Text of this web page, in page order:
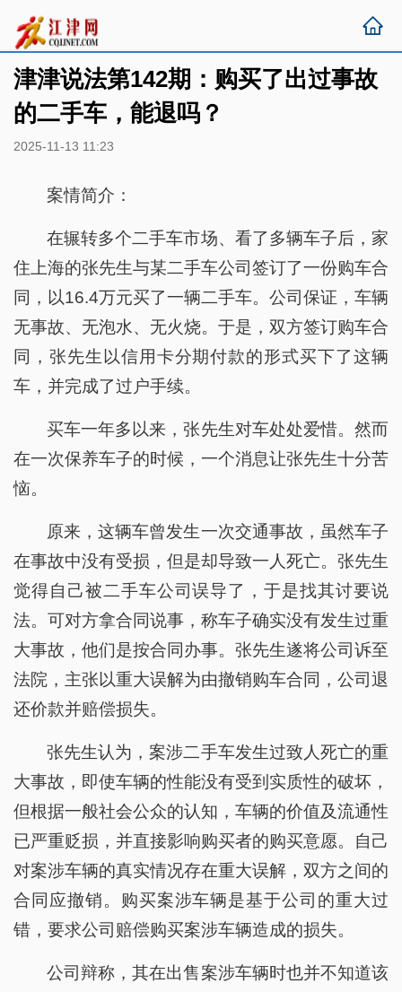
津津说法第142期：购买了出过事故
的二手车，能退吗？
2025-11-13 11:23
案情简介：
在辗转多个二手车市场、看了多辆车子后，家
住上海的张先生与某二手车公司签订了一份购车合
同，以16.4万元买了一辆二手车。公司保证，车辆
无事故、无泡水、无火烧。于是，双方签订购车合
同，张先生以信用卡分期付款的形式买下了这辆
车，并完成了过户手续。
买车一年多以来，张先生对车处处爱惜。然而
在一次保养车子的时候，一个消息让张先生十分苦
恼。
原来，这辆车曾发生一次交通事故，虽然车子
在事故中没有受损，但是却导致一人死亡。张先生
觉得自己被二手车公司误导了，于是找其讨要说
法。可对方拿合同说事，称车子确实没有发生过重
大事故，他们是按合同办事。张先生遂将公司诉至
法院，主张以重大误解为由撤销购车合同，公司退
还价款并赔偿损失。
张先生认为，案涉二手车发生过致人死亡的重
大事故，即使车辆的性能没有受到实质性的破坏，
但根据一般社会公众的认知，车辆的价值及流通性
已严重贬损，并直接影响购买者的购买意愿。自己
对案涉车辆的真实情况存在重大误解，双方之间的
合同应撤销。购买案涉车辆是基于公司的重大过
错，要求公司赔偿购买案涉车辆造成的损失。
公司辩称，其在出售案涉车辆时也并不知道该